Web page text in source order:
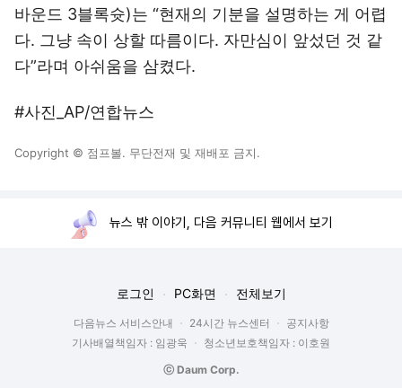
바운드 3블록슛)는 “현재의 기분을 설명하는 게 어렵
다. 그냥 속이 상할 따름이다. 자만심이 앞섰던 것 같
다”라며 아쉬움을 삼켰다.
#사진_AP/연합뉴스
Copyright © 점프볼. 무단전재 및 재배포 금지.
뉴스 밖 이야기, 다음 커뮤니티 웹에서 보기
로그인 PC화면 전체보기
다음뉴스 서비스안내 24시간 뉴스센터
공지사항
기사배열책임자 : 임광욱
청소년보호책임자 : 이호원
ⓒ Daum Corp.